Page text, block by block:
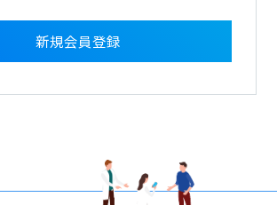
新規会員登録